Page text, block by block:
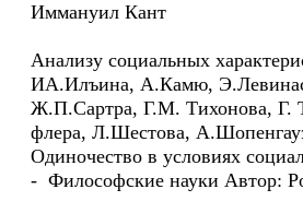
Иммануил Кант
Анализу социальных
ИА.Илъина, А.Камю,
Ж.П.Сартра, Г.М. Тихонова, Г.
флера, Л.Шестова,
Одиночество в условиях
- Философские науки Автор: